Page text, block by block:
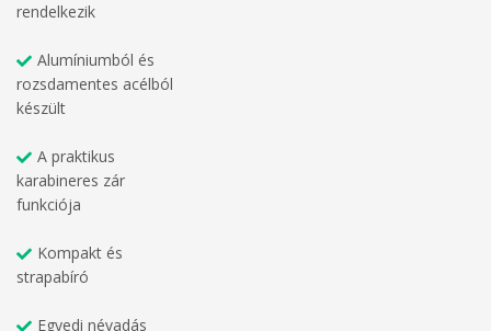
rendelkezik
Alumíniumból és
rozsdamentes acélból
készült
A praktikus
karabineres zár
funkciója
Kompakt és
strapabíró
Egyedi névadás